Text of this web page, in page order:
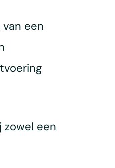
een
zowel een